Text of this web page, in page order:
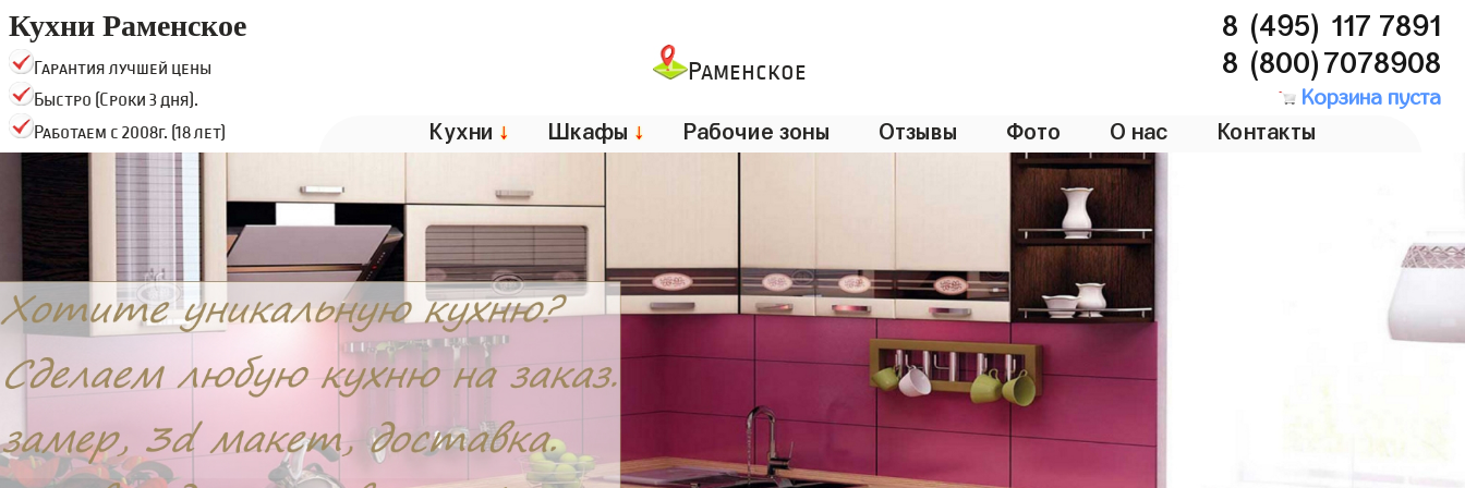
Кухни Раменское
Гарантия лучшей цены
Быстро (Сроки 3 дня).
Работаем с 2008г. (18 лет)
Раменское
8 (495) 117 7891
8 (800)7078908
Корзина пуста
Кухни ↓ Шкафы ↓ Рабочие зоны Отзывы Фото О нас Контакты